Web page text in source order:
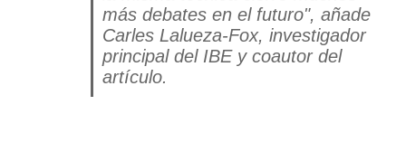
más debates en el futuro", añade
Carles Lalueza-Fox, investigador
principal del IBE y coautor del
artículo.